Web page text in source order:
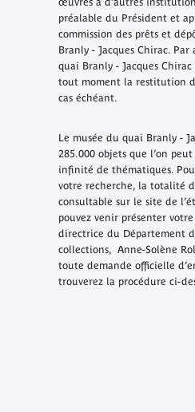
préalable du Président et
commission des prêts et
Branly - Jacques Chirac.
quai Branly - Jacques
tout moment la restitution
cas échéant.
Le musée du quai Branly -
285.000 objets que l’on
infinité de thématiques.
votre recherche, la totalité
consultable sur le site de
pouvez venir présenter
directrice du Département
collections, Anne-Solène
toute demande officielle
trouverez la procédure ci-